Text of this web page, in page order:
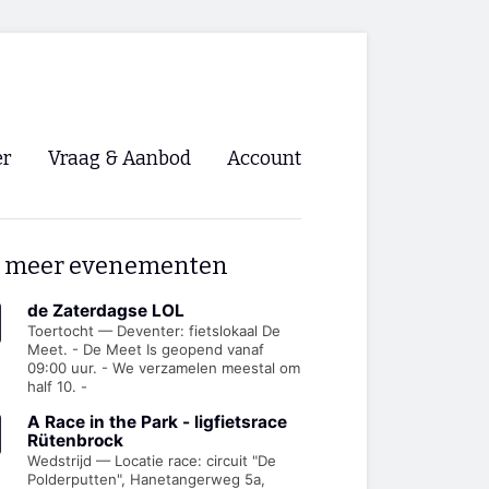
NVHPV
🡺
🡺
Vraag & Aanbod Account
Registreren
meer evenementen
de Zaterdagse LOL
Toertocht — Deventer: fietslokaal De
Meet. - De Meet Is geopend vanaf
09:00 uur. - We verzamelen meestal om
half 10. -
A Race in the Park - ligfietsrace
Rütenbrock
Wedstrijd — Locatie race: circuit "De
Polderputten", Hanetangerweg 5a,